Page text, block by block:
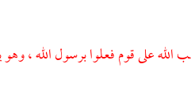
على قوم فعلوا برسول الله ، وهو